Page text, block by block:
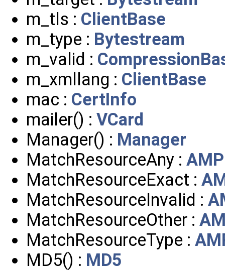
m_tls : ClientBase
m_type : Bytestream
m_valid :
m_xmllang : ClientBase
mac : CertInfo
mailer() : VCard
Manager() : Manager
MatchResourceAny : AMP
MatchResourceExact :
MatchResourceInvalid :
MatchResourceOther :
MatchResourceType :
MD5() : MD5